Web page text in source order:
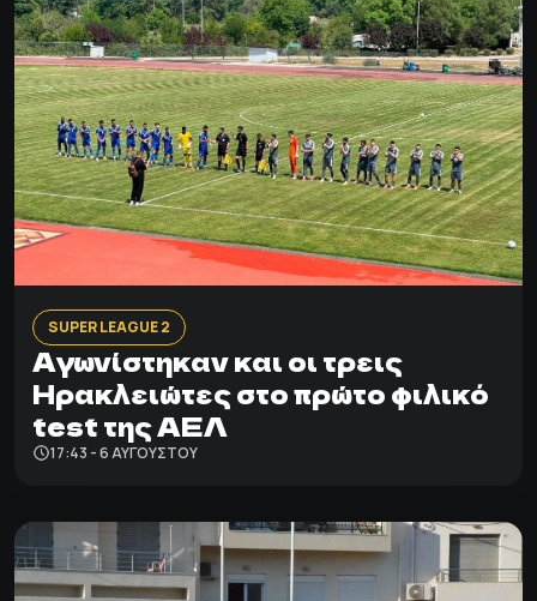
SUPER LEAGUE 2
Αγωνίστηκαν και οι τρεις
Ηρακλειώτες στο πρώτο φιλικό
test της ΑΕΛ
17:43 - 6 ΑΥΓΟΎΣΤΟΥ